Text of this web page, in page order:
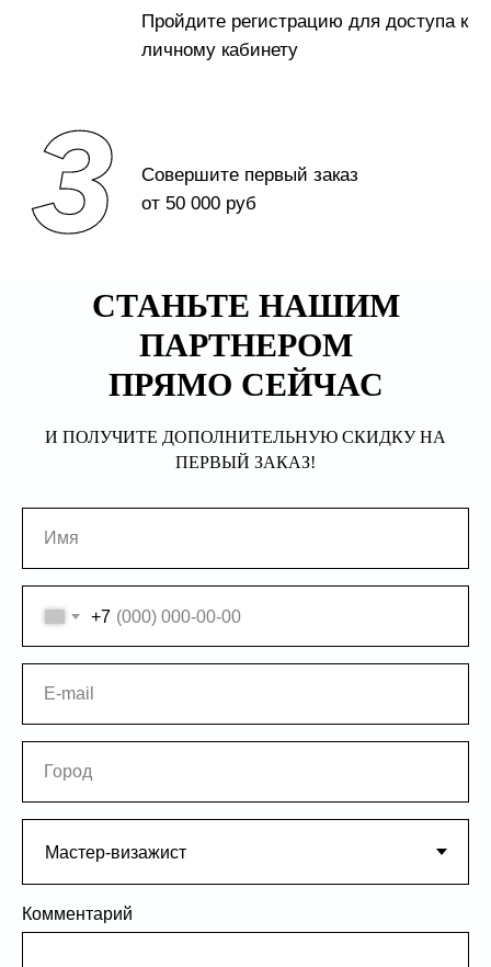
СТАНЬТЕ НАШИМ
ПАРТНЕРОМ
ПРЯМО СЕЙЧАС
И ПОЛУЧИТЕ ДОПОЛНИТЕЛЬНУЮ СКИДКУ НА
ПЕРВЫЙ ЗАКАЗ!
Имя
+7
E-mail
Город
Комментарий